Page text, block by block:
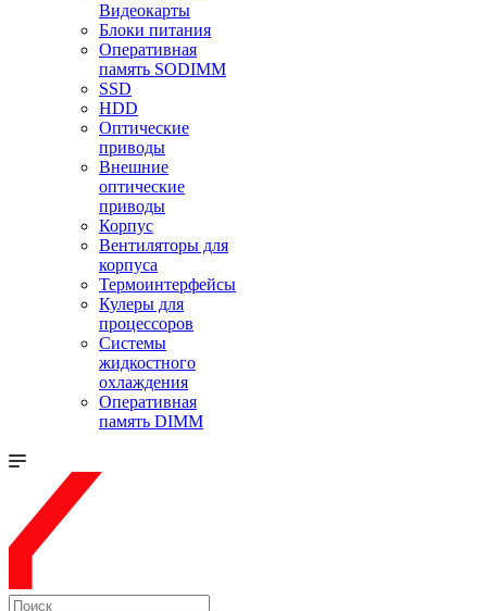
Видеокарты
Блоки питания
Оперативная
память SODIMM
SSD
HDD
Оптические
приводы
Внешние
оптические
приводы
Корпус
Вентиляторы для
корпуса
Термоинтерфейсы
Кулеры для
процессоров
Системы
жидкостного
охлаждения
Оперативная
память DIMM